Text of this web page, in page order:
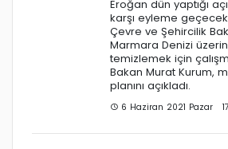
Eroğan dün yaptığı
karşı eyleme
Çevre ve Şehircilik
Marmara Denizi
temizlemek için
Bakan Murat Kurum,
planını açıkladı.
6 Haziran 2021 Pazar